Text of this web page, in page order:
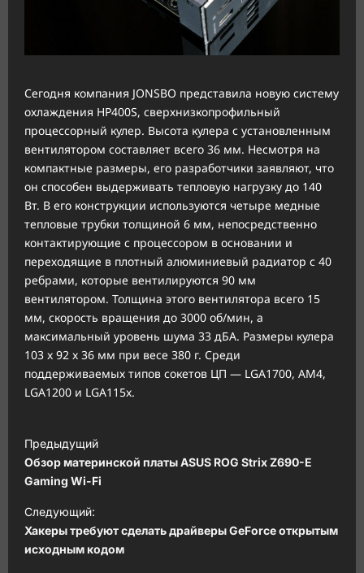
Сегодня компания JONSBO представила новую систему
охлаждения HP400S, сверхнизкопрофильный
процессорный кулер. Высота кулера с установленным
вентилятором составляет всего 36 мм. Несмотря на
компактные размеры, его разработчики заявляют, что
он способен выдерживать тепловую нагрузку до 140
Вт. В его конструкции используются четыре медные
тепловые трубки толщиной 6 мм, непосредственно
контактирующие с процессором в основании и
переходящие в плотный алюминиевый радиатор с 40
ребрами, которые вентилируются 90 мм
вентилятором. Толщина этого вентилятора всего 15
мм, скорость вращения до 3000 об/мин, а
максимальный уровень шума 33 дБА. Размеры кулера
103 x 92 x 36 мм при весе 380 г. Среди
поддерживаемых типов сокетов ЦП — LGA1700, AM4,
LGA1200 и LGA115x.
а
в
и
г
а
Предыдущий
Обзор материнской платы ASUS ROG Strix Z690-E
Gaming Wi-Fi
Следующий:
Хакеры требуют сделать драйверы GeForce открытым
исходным кодом